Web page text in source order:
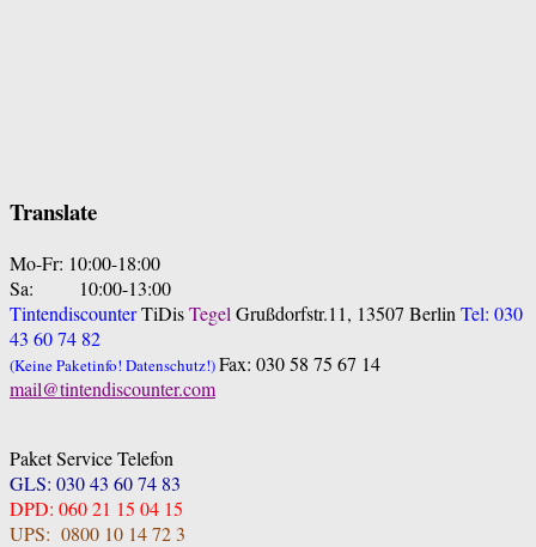
Translate
Mo-Fr: 10:00-18:00
Sa: 10:00-13:00
TintendiscounterTiDisTegel Grußdorfstr.11, 13507 Berlin Tel: 030
43 60 74 82
(Keine Paketinfo! Datenschutz!)Fax: 030 58 75 67 14
mail@tintendiscounter.com
Paket Service Telefon
GLS: 030 43 60 74 83
DPD: 060 21 15 04 15
UPS: 0800 10 14 72 3